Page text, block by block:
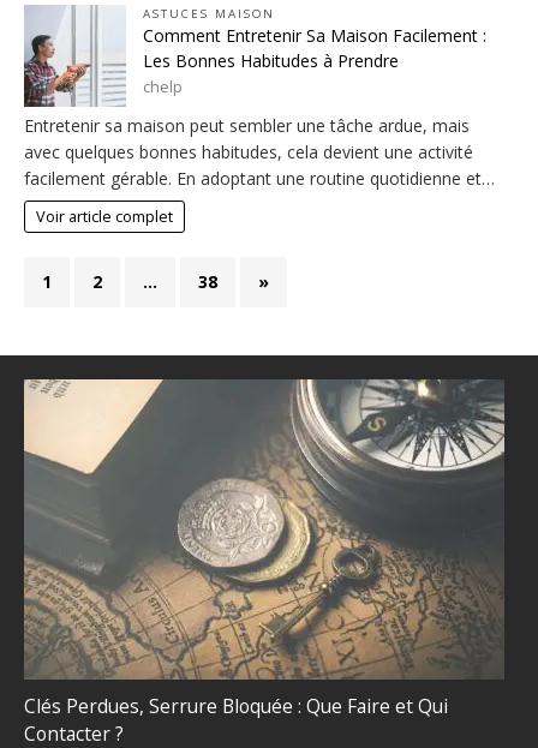
ASTUCES MAISON
Comment Entretenir Sa Maison Facilement :
Les Bonnes Habitudes à Prendre
chelp
Entretenir sa maison peut sembler une tâche ardue, mais
avec quelques bonnes habitudes, cela devient une activité
facilement gérable. En adoptant une routine quotidienne et…
Voir article complet
1 2 … 38 »
Clés Perdues, Serrure Bloquée : Que Faire et Qui
Contacter ?